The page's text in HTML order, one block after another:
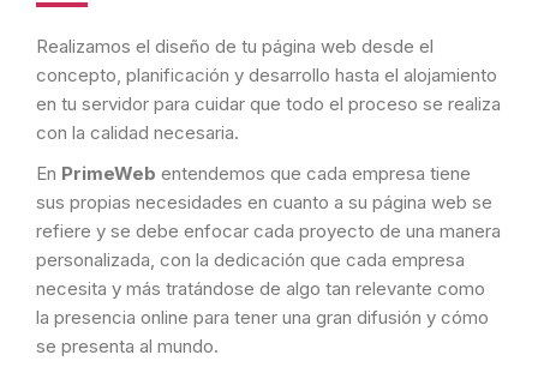
Realizamos el diseño de tu página web desde el
concepto, planificación y desarrollo hasta el alojamiento
en tu servidor para cuidar que todo el proceso se realiza
con la calidad necesaria.
En PrimeWeb entendemos que cada empresa tiene
sus propias necesidades en cuanto a su página web se
refiere y se debe enfocar cada proyecto de una manera
personalizada, con la dedicación que cada empresa
necesita y más tratándose de algo tan relevante como
la presencia online para tener una gran difusión y cómo
se presenta al mundo.